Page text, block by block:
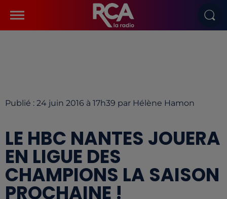
Publié : 24 juin 2016 à 17h39 par Hélène Hamon
LE HBC NANTES JOUERA
EN LIGUE DES
CHAMPIONS LA SAISON
PROCHAINE !